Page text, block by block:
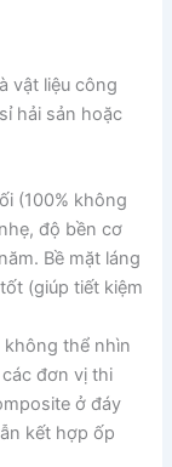
vật liệu công
hải sản hoặc
(100% không
độ bền cơ
Bề mặt láng
(giúp tiết kiệm
không thể nhìn
đơn vị thi
ở đáy
kết hợp ốp